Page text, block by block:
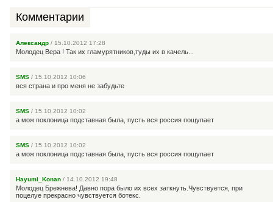
Комментарии
Александр/ 15.10.2012 17:28
Молодец Вера ! Так их гламурятников,туды их в качель...
SMS/ 15.10.2012 10:06
вся страна и про меня не забудьте
SMS/ 15.10.2012 10:02
а мож поклоница подставная была, пусть вся россия пощупает
SMS/ 15.10.2012 10:02
а мож поклоница подставная была, пусть вся россия пощупает
Hayumi_Konan/ 14.10.2012 19:48
Молодец Брежнева! Давно пора было их всех заткнуть.Чувствуется, при
поцелуе прекрасно чувствуется ботекс.